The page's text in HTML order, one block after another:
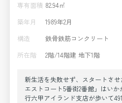
専有面積 82.94㎡
築年月
1989年2月
構造
鉄骨鉄筋コンクリート
所在階
2階/14階建 地下1階
新生活を失敗せず、スタートさ
エストコート5番街2番館」はい
行六甲アイランド支店が歩いて